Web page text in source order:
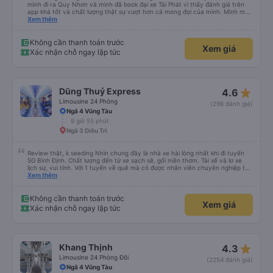
mình đi ra Quy Nhơn và mình đã book đại xe Tài Phát vì thấy đánh giá trên
app khá tốt và chất lượng thật sự vượt hơn cả mong đợi của mình. Mình mua
giường đôi và vừa đủ cho 2 người. Nhân viên của nhà xe phải nói là siêu nhiệt
trung chuyển và lên xe lớn thì luôn hỗ trợ xách vali giùm tụi mình. Trên xe thì
có cả bánh và sữa miễn phí cho khách còn chuẩn bị cả thuốc say xe, dép,
mền, gối và đặc biệt là có gối ôm. Nchung là phải chấm nhà xe 10 sao mới
Xem thêm
Không cần thanh toán trước
Xác nhận chỗ ngay lập tức
Xem giá
Dũng Thuỷ Express
Limousine 24 Phòng
4.6 star_rate
(296 đánh giá)
Ngã 4 Vũng Tàu
9 giờ 55 phút
Ngã 3 Diêu Trì
Review thật, k seeding Nhìn chung đây là nhà xe hài lòng nhất khi đi tuyến
SG Bình Định. Chất lượng đến từ xe sạch sẽ, gối mền thơm. Tài xế và lơ xe
lịch sự, vui tính. Với 1 tuyến về quê mà có được nhân viên chuyên nghiệp thế
này là điểm cộng lớn, thường chỉ đi mấy tuyến du lịch mới có. Về xe thì có
định ủng hộ tiếp nhà xe này. Chúc chủ xe làm ăn phát đạt mua thêm nhiều
xe chạy thêm nhiều khung giờ nữa và nâng cao tiêu chuẩn tuyến. Nếu xét
điểm trừ thì chỉ có thgian trả khách, team VXR set lệch với thực tế
Xem thêm
Không cần thanh toán trước
Xác nhận chỗ ngay lập tức
Xem giá
Khang Thịnh
Limousine 24 Phòng Đôi
4.3 star_rate
(2254 đánh giá)
Ngã 4 Vũng Tàu